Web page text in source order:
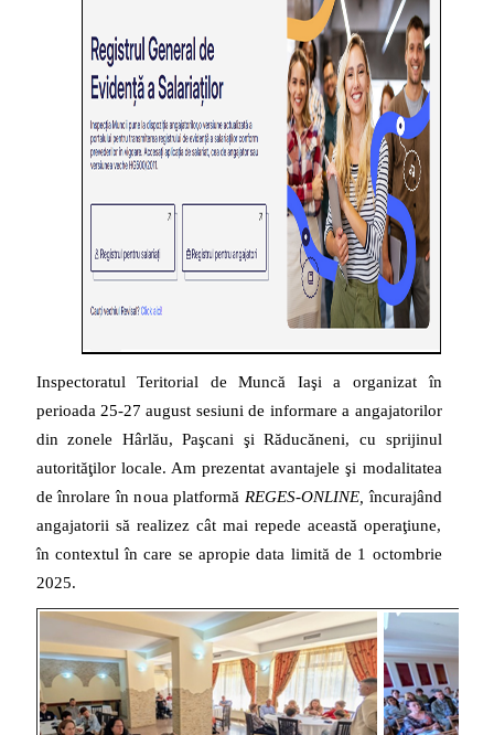
Inspectoratul Teritorial de Muncă Iaşi a organizat în
perioada 25-27 august sesiuni de informare a angajatorilor
din zonele Hârlău, Paşcani şi Răducăneni, cu sprijinul
autorităţilor locale. Am prezentat avantajele şi modalitatea
de înrolare în noua platformă REGES-ONLINE,încurajând
angajatorii să realizez cât mai repede această operaţiune,
în contextul în care se apropie data limită de 1 octombrie
2025.